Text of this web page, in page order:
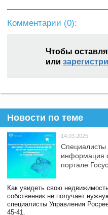
Комментарии (0):
Чтобы
или
Новости по теме
14.03.2025
Специалисты
информация
портале
Как увидеть свою
собственник не получает
специалисты Управления
45-41.